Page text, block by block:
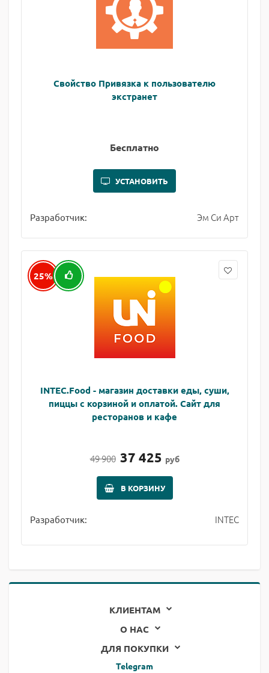
Свойство Привязка к пользователю
экстранет
Бесплатно
УСТАНОВИТЬ
Разработчик: Эм Си Арт
25%
INTEC.Food - магазин доставки еды, суши,
пиццы с корзиной и оплатой. Сайт для
ресторанов и кафе
49 900 37 425 руб
В КОРЗИНУ
Разработчик: INTEC
КЛИЕНТАМ
О НАС
ДЛЯ ПОКУПКИ
Telegram